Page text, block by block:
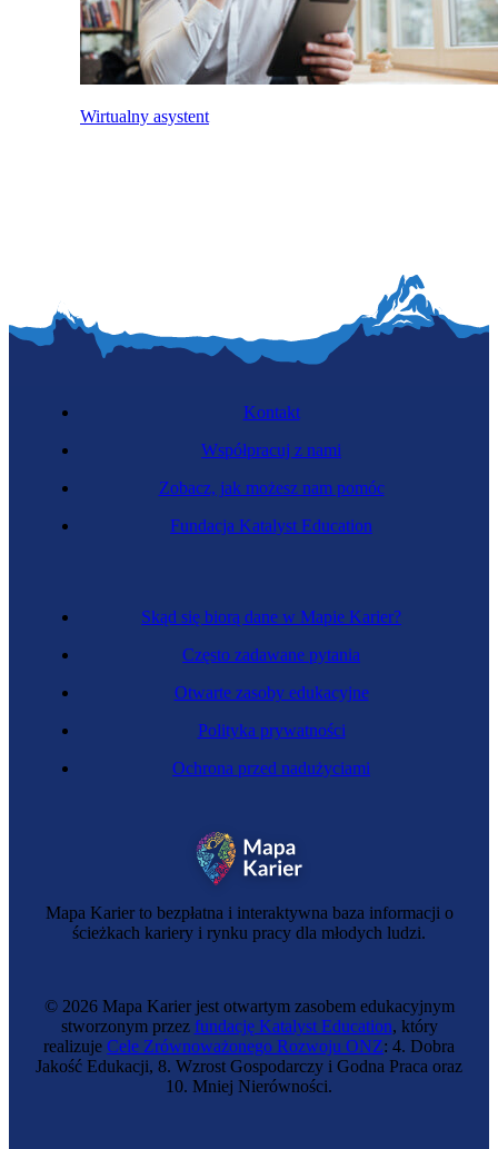
Wirtualny asystent
Mapa Karier to bezpłatna i interaktywna baza informacji o
ścieżkach kariery i rynku pracy dla młodych ludzi.
Skąd się biorą dane w Mapie Karier?
Często zadawane pytania
Otwarte zasoby edukacyjne
Polityka prywatności
Ochrona przed nadużyciami
Kontakt
Współpracuj z nami
Zobacz, jak możesz nam pomóc
Fundacja Katalyst Education
© 2026 Mapa Karier jest otwartym zasobem edukacyjnym
stworzonym przez fundację Katalyst Education, który
realizuje Cele Zrównoważonego Rozwoju ONZ: 4. Dobra
Jakość Edukacji, 8. Wzrost Gospodarczy i Godna Praca oraz
10. Mniej Nierówności.